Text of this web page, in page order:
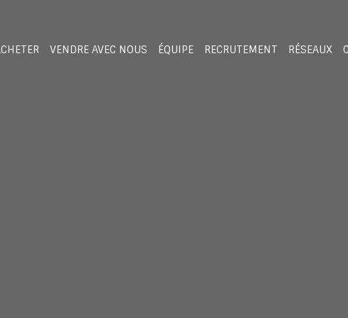
VENDRE AVEC NOUS ÉQUIPE RECRUTEMENT RÉSEAUX